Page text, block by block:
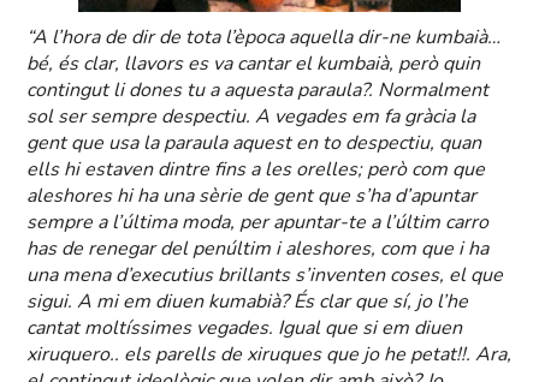
“A l’hora de dir de tota l’època aquella dir-ne kumbaià…
bé, és clar, llavors es va cantar el kumbaià, però quin
contingut li dones tu a aquesta paraula?. Normalment
sol ser sempre despectiu. A vegades em fa gràcia la
gent que usa la paraula aquest en to despectiu, quan
ells hi estaven dintre fins a les orelles; però com que
aleshores hi ha una sèrie de gent que s’ha d’apuntar
sempre a l’última moda, per apuntar-te a l’últim carro
has de renegar del penúltim i aleshores, com que i ha
una mena d’executius brillants s’inventen coses, el que
sigui. A mi em diuen kumabià? És clar que sí, jo l’he
cantat moltíssimes vegades. Igual que si em diuen
xiruquero.. els parells de xiruques que jo he petat!!. Ara,